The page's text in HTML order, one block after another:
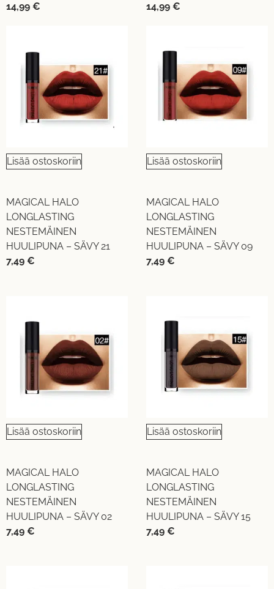
14,99 €
14,99 €
Lisää ostoskoriin
MAGICAL HALO
LONGLASTING
NESTEMÄINEN
HUULIPUNA – SÄVY 21
7,49 €
Lisää ostoskoriin
MAGICAL HALO
LONGLASTING
NESTEMÄINEN
HUULIPUNA – SÄVY 09
7,49 €
Lisää ostoskoriin
MAGICAL HALO
LONGLASTING
NESTEMÄINEN
HUULIPUNA – SÄVY 02
7,49 €
Lisää ostoskoriin
MAGICAL HALO
LONGLASTING
NESTEMÄINEN
HUULIPUNA – SÄVY 15
7,49 €